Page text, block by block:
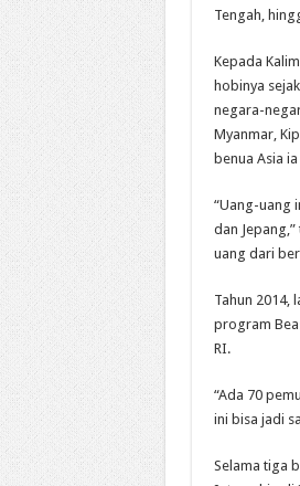
Tengah,
Kepada
hobinya
negara-
Myanmar,
benua Asia
“Uang-uang
dan
uang dari
Tahun 2014,
program
RI.
“Ada 70
ini bisa jadi
Selama tiga